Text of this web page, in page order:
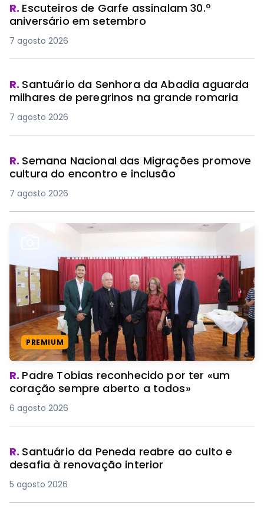
R. Escuteiros de Garfe assinalam 30.º
aniversário em setembro
7 agosto 2026
R. Santuário da Senhora da Abadia aguarda
milhares de peregrinos na grande romaria
7 agosto 2026
R. Semana Nacional das Migrações promove
cultura do encontro e inclusão
7 agosto 2026
PREMIUM
R. Padre Tobias reconhecido por ter «um
coração sempre aberto a todos»
6 agosto 2026
R. Santuário da Peneda reabre ao culto e
desafia à renovação interior
5 agosto 2026